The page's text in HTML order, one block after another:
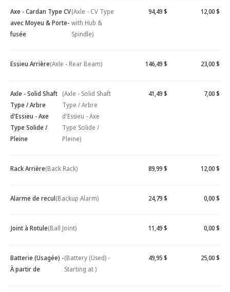
Axe - Cardan Type CV
avec Moyeu & Porte-
fusée
(Axle - CV Type
with Hub &
Spindle)
94,49 $ 12,00 $
Essieu Arrière(Axle - Rear Beam) 146,49 $ 23,00 $
Axle - Solid Shaft
Type / Arbre
d'Essieu - Axe
Type Solide /
Pleine
(Axle - Solid Shaft
Type / Arbre
d'Essieu - Axe
Type Solide /
Pleine)
41,49 $ 7,00 $
Rack Arrière(Back Rack) 89,99 $ 12,00 $
Alarme de recul(Backup Alarm) 24,79 $ 0,00 $
Joint à Rotule(Ball Joint) 11,49 $ 0,00 $
Batterie (Usagée) -
À partir de
(Battery (Used) -
Starting at )
49,95 $ 25,00 $